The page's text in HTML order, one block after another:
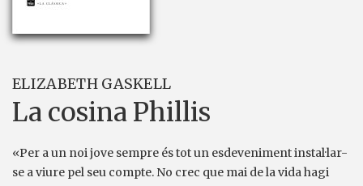
ELIZABETH GASKELL
La cosina Phillis
«Per a un noi jove sempre és tot un esdeveniment instal·lar-
se a viure pel seu compte. No crec que mai de la vida hagi